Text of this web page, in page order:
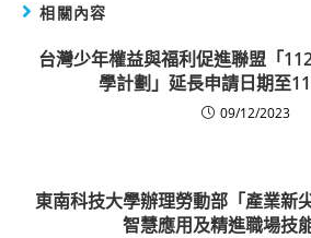
相關內容
台灣少年權益與福利促進聯盟「
學計劃」延長申請日期至
09/12/2023
東南科技大學辦理勞動部「產業新
智慧應用及精進職場技